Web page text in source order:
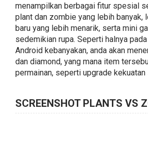
menampilkan berbagai fitur spesial
plant dan zombie yang lebih banyak,
baru yang lebih menarik, serta mini
sedemikian rupa. Seperti halnya
Android kebanyakan, anda akan
dan diamond, yang mana item
permainan, seperti upgrade
SCREENSHOT PLANTS VS